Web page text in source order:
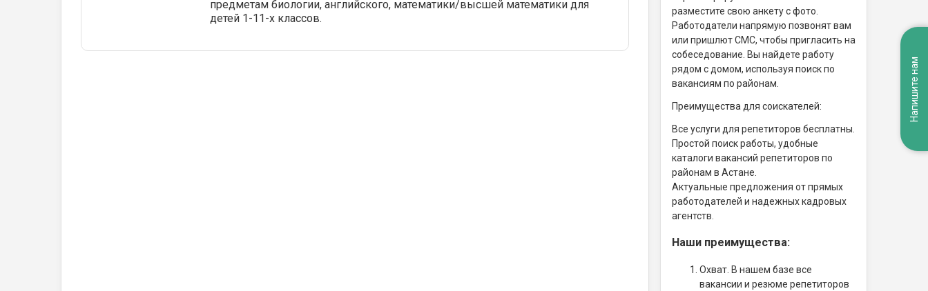
предметам биологии, английского, математики/высшей математики для
детей 1-11-х классов.
разместите свою анкету с фото.
Работодатели напрямую позвонят вам
или пришлют СМС, чтобы пригласить на
собеседование. Вы найдете работу
рядом с домом, используя поиск по
вакансиям по районам.
Преимущества для соискателей:
Все услуги для репетиторов бесплатны.
Простой поиск работы, удобные
каталоги вакансий репетиторов по
районам в Астане.
Актуальные предложения от прямых
работодателей и надежных кадровых
агентств.
Наши преимущества:
Охват. В нашем базе все
вакансии и резюме репетиторов
Напишите нам